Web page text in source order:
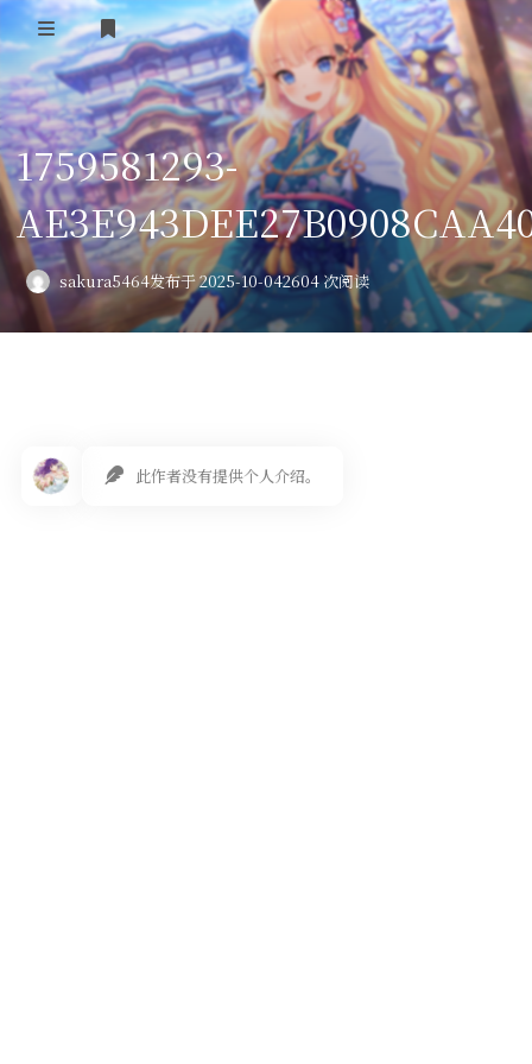
首页
VPS评测
AI绘画
教程
图库
登录
1759581293-
sakura5464发布于 2025-10-042604 次阅读
此作者没有提供个人介绍。